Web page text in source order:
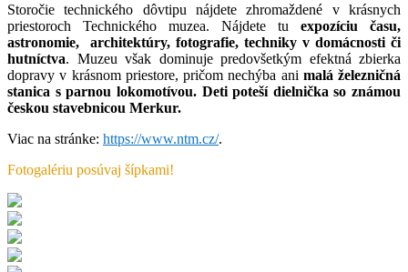
Storočie technického dôvtipu nájdete zhromaždené v krásnych
priestoroch Technického muzea. Nájdete tu expozíciu času,
astronomie, architektúry, fotografie, techniky v domácnosti či
hutníctva. Muzeu však dominuje predovšetkým efektná zbierka
dopravy v krásnom priestore, pričom nechýba ani malá železničná
stanica s parnou lokomotívou. Deti poteší dielnička so známou
českou stavebnicou Merkur.
Viac na stránke: https://www.ntm.cz/.
Fotogalériu posúvaj šípkami!